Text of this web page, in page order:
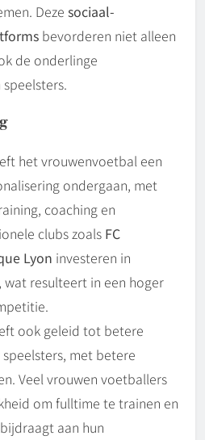
Deze sociaal-
bevorderen niet alleen
de onderlinge
het vrouwenvoetbal een
ondergaan, met
coaching en
clubs zoals FC
Lyon investeren in
wat resulteert in een hoger
ook geleid tot betere
met betere
Veel vrouwen voetballers
om fulltime te trainen en
aan hun